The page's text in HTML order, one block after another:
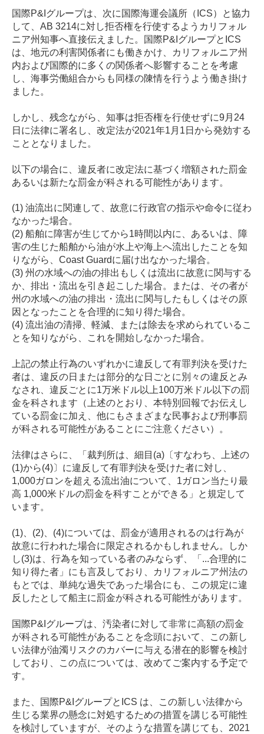
国際P&I グループは、次に国際海運会議所（ ICS）と協力
して、 AB 3214に対し拒否権を行使するようカリフォル
ニア州知事へ直接伝えました。国際P&I グループと ICS
は、地元の利害関係者にも働きかけ、カリフォルニア州
内および国際的に多くの関係者へ影響することを考慮
し、海事労働組合からも同様の陳情を行うよう働き掛け
ました。
しかし、残念ながら、知事は拒否権を行使せずに9月 24
日に法律に署名し、改定法が2021年1 月 1 日から発効する
こととなりました。
以下の場合に、違反者に改定法に基づく増額された罰金
あるいは新たな罰金が科される可能性があります。
(1) 油流出に関連して、故意に行政官の指示や命令に従わ
なかった場合。
(2) 船舶に障害が生じてから1時間以内に、あるいは、障
害の生じた船舶から油が水上や海上へ流出したことを知
りながら、Coast Guardに届け出なかった場合。
(3) 州の水域への油の排出もしくは流出に故意に関与する
か、排出・流出を引き起こした場合。または、その者が
州の水域への油の排出・流出に関与したもしくはその原
因となったことを合理的に知り得た場合。
(4) 流出油の清掃、軽減、または除去を求められているこ
とを知りながら、これを開始しなかった場合。
上記の禁止行為のいずれかに違反して有罪判決を受けた
者は、違反の日または部分的な日ごとに別々の違反とみ
なされ、違反ごとに1万米ドル以上100万米ドル以下の罰
金を科されます（上述のとおり、本特別回報でお伝えし
ている罰金に加え、他にもさまざまな民事および刑事罰
が科される可能性があることにご注意ください）。
法律はさらに、「裁判所は、細目 (a) 〔すなわち、上述の
(1)から(4)〕に違反して有罪判決を受けた者に対し、
1,000ガロンを超える流出油について、 1ガロン当たり最
高 1,000米ドルの罰金を科すことができる」と規定して
います。
(1) (2) (4)については、罰金が適用されるのは行為が
故意に行われた場合に限定されるかもしれません。しか
し(3)は、行為を知っている者のみならず、「 ...合理的に
知り得た者」にも言及しており、カリフォルニア州法の
もとでは、単純な過失であった場合にも、この規定に違
反したとして船主に罰金が科される可能性があります。
国際P&I グループは、汚染者に対して非常に高額の罰金
が科される可能性があることを念頭において、この新し
い法律が油濁リスクのカバーに与える潜在的影響を検討
しており、この点については、改めてご案内する予定で
す。
また、国際P&I グループと ICS は、この新しい法律から
生じる業界の懸念に対処するための措置を講じる可能性
を検討していますが、そのような措置を講じても、 2021